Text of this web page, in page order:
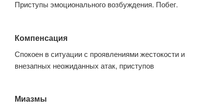
Приступы эмоционального возбуждения. Побег.
Компенсация
Спокоен в ситуации с проявлениями жестокости и
внезапных неожиданных атак, приступов
Миазмы